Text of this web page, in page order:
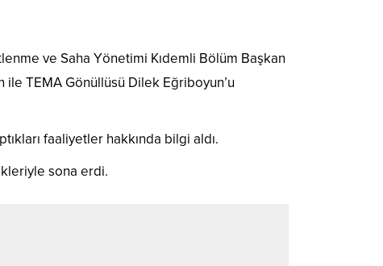
ve Saha Yönetimi Kıdemli Bölüm Başkan
ile TEMA Gönüllüsü Dilek Eğriboyun’u
faaliyetler hakkında bilgi aldı.
sona erdi.